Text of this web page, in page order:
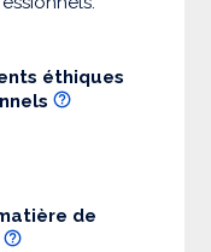
éthiques
de